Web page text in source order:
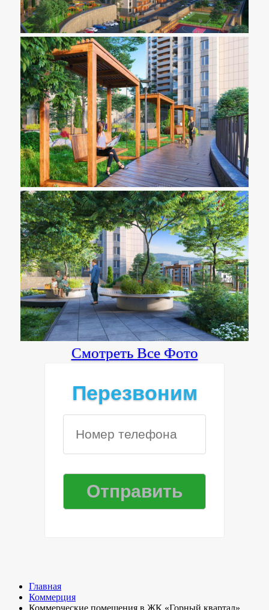
Смотреть Все Фото
Перезвоним
Главная
Коммерция